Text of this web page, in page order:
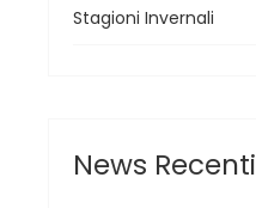
Stagioni Invernali
News Recenti